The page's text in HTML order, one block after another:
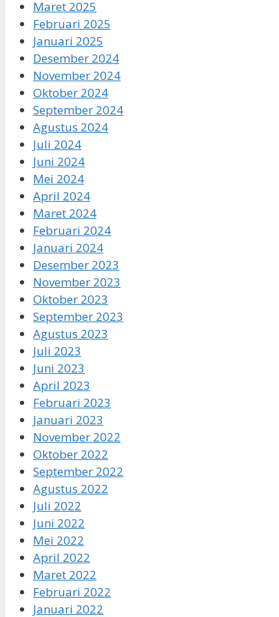
Maret 2025
Februari 2025
Januari 2025
Desember 2024
November 2024
Oktober 2024
September 2024
Agustus 2024
Juli 2024
Juni 2024
Mei 2024
April 2024
Maret 2024
Februari 2024
Januari 2024
Desember 2023
November 2023
Oktober 2023
September 2023
Agustus 2023
Juli 2023
Juni 2023
April 2023
Februari 2023
Januari 2023
November 2022
Oktober 2022
September 2022
Agustus 2022
Juli 2022
Juni 2022
Mei 2022
April 2022
Maret 2022
Februari 2022
Januari 2022